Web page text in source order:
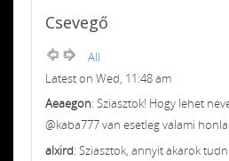
Csevegő
All
Latest on Wed, 11:48 am
Aeaegon: Sziasztok! Hogy lehet
@kaba777 van esetleg valami
alxird: Sziasztok, annyit akarok